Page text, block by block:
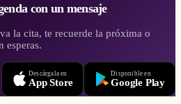
con un mensaje
la cita, te recuerde la próxima o
esperas.
Descárgala en
App Store
Disponible en
Google Play